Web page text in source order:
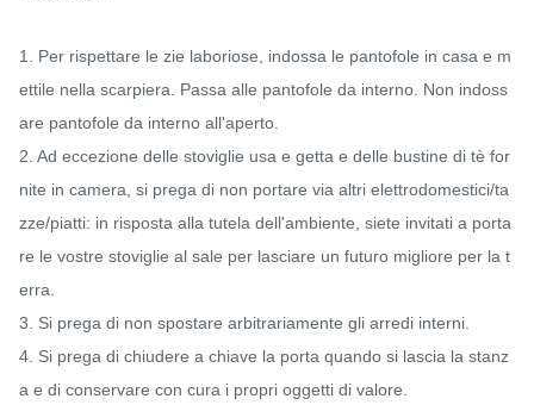
1. Per rispettare le zie laboriose, indossa le pantofole in casa e m
ettile nella scarpiera. Passa alle pantofole da interno. Non indoss
are pantofole da interno all'aperto.
2. Ad eccezione delle stoviglie usa e getta e delle bustine di tè for
nite in camera, si prega di non portare via altri elettrodomestici/ta
zze/piatti: in risposta alla tutela dell'ambiente, siete invitati a porta
re le vostre stoviglie al sale per lasciare un futuro migliore per la t
erra.
3. Si prega di non spostare arbitrariamente gli arredi interni.
4. Si prega di chiudere a chiave la porta quando si lascia la stanz
a e di conservare con cura i propri oggetti di valore.